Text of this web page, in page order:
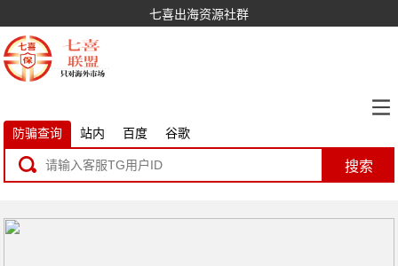
七喜出海资源社群
防骗查询 站内 百度 谷歌
搜索